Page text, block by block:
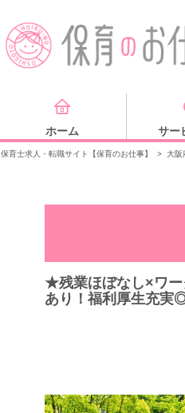
ホーム サー
保育士求人・転職サイト【保育のお仕事】 > 大阪
★残業ほぼなし×ワ
あり！福利厚生充実